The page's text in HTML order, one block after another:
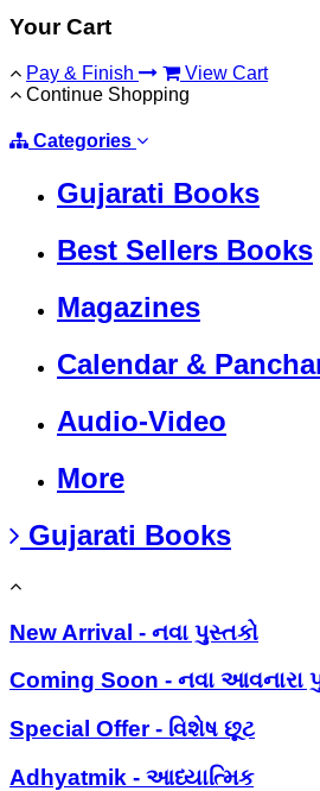
Your Cart
Pay & Finish
View Cart
Continue Shopping
Categories
Gujarati Books
Best Sellers Books
Magazines
Calendar &
Audio-Video
More
Gujarati Books
New Arrival - નવા પુસ્તકો
Coming Soon - નવા આવનારા
Special Offer - વિશેષ છૂટ
Adhyatmik - આધ્યાત્મિક